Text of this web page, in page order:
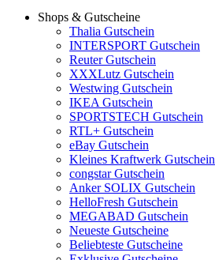
Shops & Gutscheine
Thalia Gutschein
INTERSPORT Gutschein
Reuter Gutschein
XXXLutz Gutschein
Westwing Gutschein
IKEA Gutschein
SPORTSTECH Gutschein
RTL+ Gutschein
eBay Gutschein
Kleines Kraftwerk Gutschein
congstar Gutschein
Anker SOLIX Gutschein
HelloFresh Gutschein
MEGABAD Gutschein
Neueste Gutscheine
Beliebteste Gutscheine